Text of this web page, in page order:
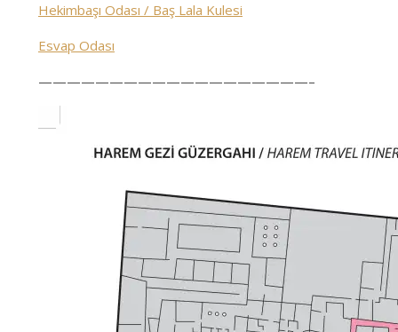
Hekimbaşı Odası / Baş Lala Kulesi
Esvap Odası
———————————————————–